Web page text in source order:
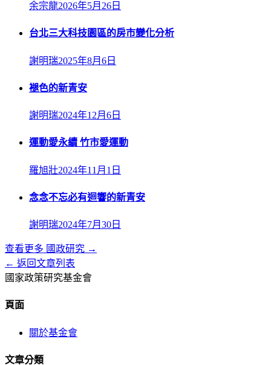
余宗龍2026年5月26日
台北三大科技園區的房市變化分析
謝明瑞2025年8月6日
褪色的新青安
謝明瑞2024年12月6日
運動愛永續 竹市愛運動
羅旭壯2024年11月1日
念念不忘必有迴響的新青安
謝明瑞2024年7月30日
查看更多 國政研究 →
← 返回文章列表
國家政策研究基金會
頁面
關於基金會
文章分類